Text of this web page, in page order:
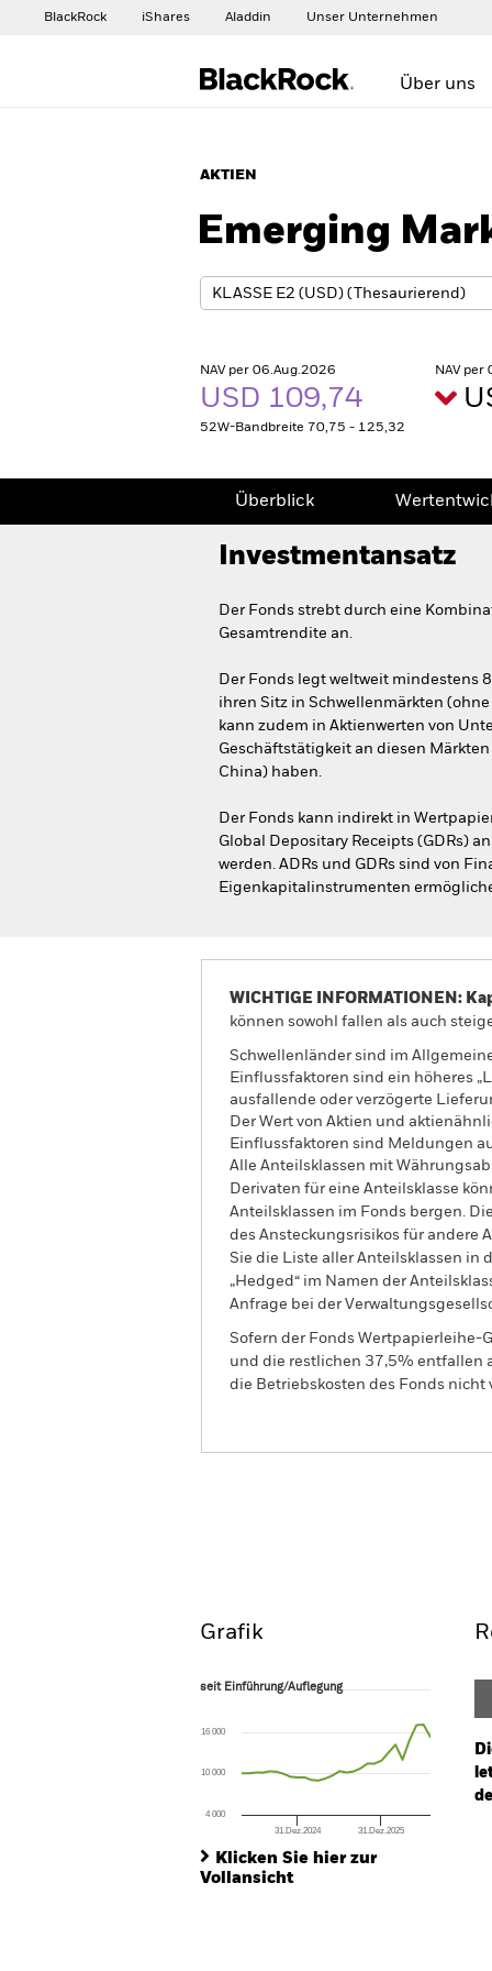
BlackRock iShares Aladdin Unser Unternehmen
Über uns
AKTIEN
Emerging
NAV per 06.Aug.2026
USD 109,74
52W-Bandbreite 70,75 - 125,32
NAV per
Überblick
Investmentansatz
Der Fonds strebt durch eine
Gesamtrendite an.
Der Fonds legt weltweit mindestens
ihren Sitz in Schwellenmärkten
kann zudem in Aktienwerten von
Geschäftstätigkeit an diesen
China) haben.
Der Fonds kann indirekt in
Global Depositary Receipts (GDRs)
werden. ADRs und GDRs sind von
Eigenkapitalinstrumenten
WICHTIGE INFORMATIONEN:
können sowohl fallen als auch
Schwellenländer sind im
Einflussfaktoren sind ein höheres
ausfallende oder verzögerte
Der Wert von Aktien und
Einflussfaktoren sind Meldungen
Alle Anteilsklassen mit
Derivaten für eine Anteilsklasse
Anteilsklassen im Fonds bergen.
des Ansteckungsrisikos für andere
Sie die Liste aller Anteilsklassen in
„Hedged“ im Namen der
Anfrage bei der
Sofern der Fonds Wertpapierleihe-
und die restlichen 37,5% entfallen
die Betriebskosten des Fonds
Grafik
seit Einführung/Auflegung
The chart has 1 X axis displaying Time.
The chart has 1 Y axis displaying values.
seit Einführung/Auflegung
31.Dez.2024 31.Dez.2025
4 000
10 000
16 000
Klicken Sie hier zur
Vollansicht